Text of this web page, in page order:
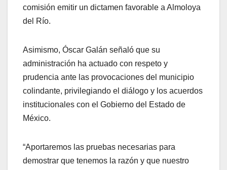
comisión emitir un dictamen favorable a Almoloya
del Río.
Asimismo, Óscar Galán señaló que su
administración ha actuado con respeto y
prudencia ante las provocaciones del municipio
colindante, privilegiando el diálogo y los acuerdos
institucionales con el Gobierno del Estado de
México.
“Aportaremos las pruebas necesarias para
demostrar que tenemos la razón y que nuestro